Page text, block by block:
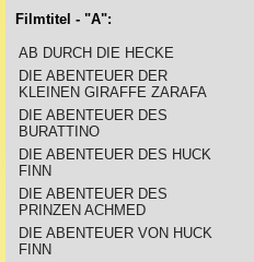
Filmtitel - "A":
AB DURCH DIE HECKE
DIE ABENTEUER DER
KLEINEN GIRAFFE ZARAFA
DIE ABENTEUER DES
BURATTINO
DIE ABENTEUER DES HUCK
FINN
DIE ABENTEUER DES
PRINZEN ACHMED
DIE ABENTEUER VON HUCK
FINN